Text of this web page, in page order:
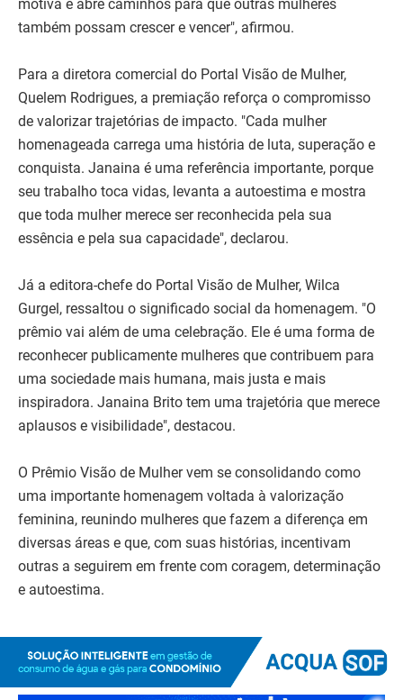
motiva e abre caminhos para que outras mulheres
também possam crescer e vencer", afirmou.
Para a diretora comercial do Portal Visão de Mulher,
Quelem Rodrigues, a premiação reforça o compromisso
de valorizar trajetórias de impacto. "Cada mulher
homenageada carrega uma história de luta, superação e
conquista. Janaina é uma referência importante, porque
seu trabalho toca vidas, levanta a autoestima e mostra
que toda mulher merece ser reconhecida pela sua
essência e pela sua capacidade", declarou.
Já a editora-chefe do Portal Visão de Mulher, Wilca
Gurgel, ressaltou o significado social da homenagem. "O
prêmio vai além de uma celebração. Ele é uma forma de
reconhecer publicamente mulheres que contribuem para
uma sociedade mais humana, mais justa e mais
inspiradora. Janaina Brito tem uma trajetória que merece
aplausos e visibilidade", destacou.
O Prêmio Visão de Mulher vem se consolidando como
uma importante homenagem voltada à valorização
feminina, reunindo mulheres que fazem a diferença em
diversas áreas e que, com suas histórias, incentivam
outras a seguirem em frente com coragem, determinação
e autoestima.